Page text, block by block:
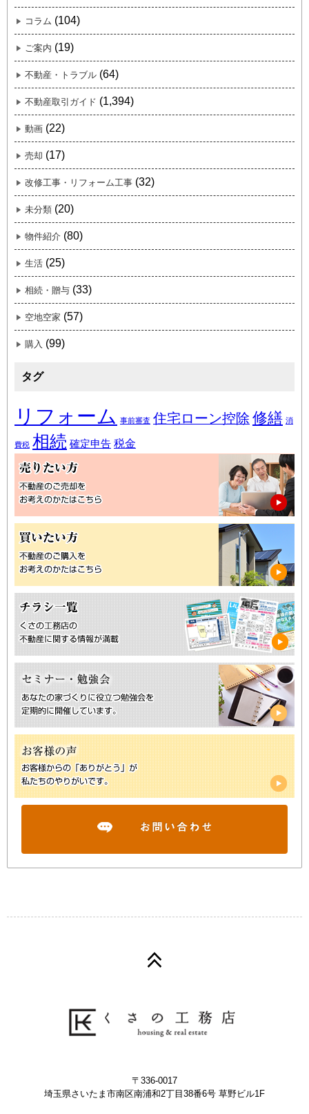
コラム (104)
ご案内 (19)
不動産・トラブル (64)
不動産取引ガイド (1,394)
動画 (22)
売却 (17)
改修工事・リフォーム工事 (32)
未分類 (20)
物件紹介 (80)
生活 (25)
相続・贈与 (33)
空地空家 (57)
購入 (99)
タグ
リフォーム 事前審査 住宅ローン控除 修繕 消
費税 相続 確定申告 税金
〒336-0017
埼玉県さいたま市南区南浦和2丁目38番6号 草野ビル1F